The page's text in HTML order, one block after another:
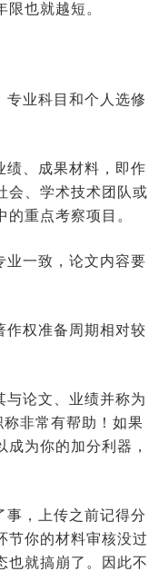
也就越短。
专业科目和个人选修
绩、成果材料，即作
会、学术技术团队或
重点考察项目。
业一致，论文内容要
作权准备周期相对较
与论文、业绩并称为
非常有帮助！如果
为你的加分利器，
事，上传之前记得分
节你的材料审核没过
也就搞崩了。因此不
09:34:36 来源:空格职称
07:42:01 来源:空格职称